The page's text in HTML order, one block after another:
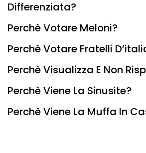
Differenziata?
Perchè Votare Meloni?
Perchè Votare Fratelli
Perchè Visualizza E Non
Perchè Viene La Sinusite?
Perchè Viene La Muffa In